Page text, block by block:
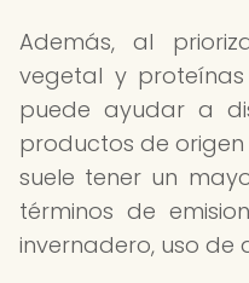
Además, al
vegetal y
puede ayudar a
productos de
suele tener un
términos de
invernadero, uso de